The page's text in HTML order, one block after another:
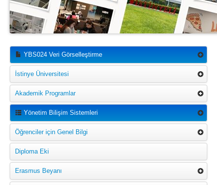
YBS024 Veri Görselleştirme
İstinye Üniversitesi
Akademik Programlar
Yönetim Bilişim Sistemleri
Öğrenciler için Genel Bilgi
Diploma Eki
Erasmus Beyanı